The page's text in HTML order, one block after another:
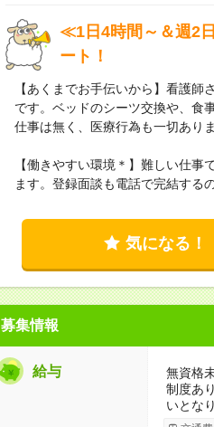
≪1日4時間～＆週2
ート！
【あくまでお手伝いから】看護
です。ベッドのシーツ交換や、食
仕事は無く、医療行為も一切あり
【働きやすい環境＊】難しい仕
ます。登録面談も電話で完結する
気になる！
募集情報
給与
無資格
制度あ
いとな